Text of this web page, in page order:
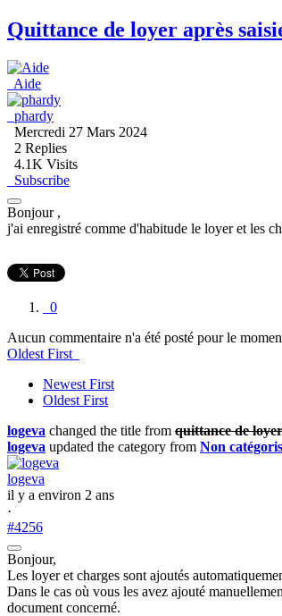
Quittance de loyer après
Aide
phardy
Mercredi 27 Mars 2024
2 Replies
4.1K Visits
Subscribe
Bonjour ,
j'ai enregistré comme d'habitude le loyer et les
0
Aucun commentaire n'a été posté pour le
Oldest First
Newest First
Oldest First
logeva changed the title from quittance de loyer
logeva updated the category from Non
logeva
il y a environ 2 ans
·
#4256
Bonjour,
Les loyer et charges sont ajoutés
Dans le cas où vous les avez ajouté
document concerné.